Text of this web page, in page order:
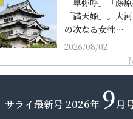
「卑弥呼」「藤原
「満天姫」。大
の次なる女性…
2026/08/02
サライ最新号 2026年 9月